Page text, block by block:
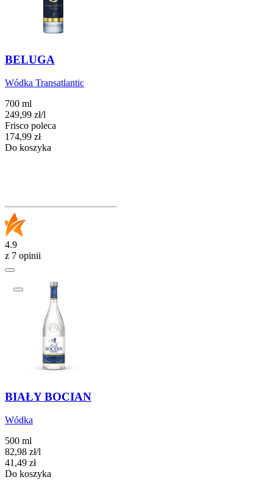
BELUGA
Wódka Transatlantic
700 ml
249,99 zł/l
Frisco poleca
Cena
174,99 zł
Do koszyka
4.9
z 7 opinii
BIAŁY BOCIAN
Wódka
500 ml
82,98 zł/l
Cena
41,49 zł
Do koszyka